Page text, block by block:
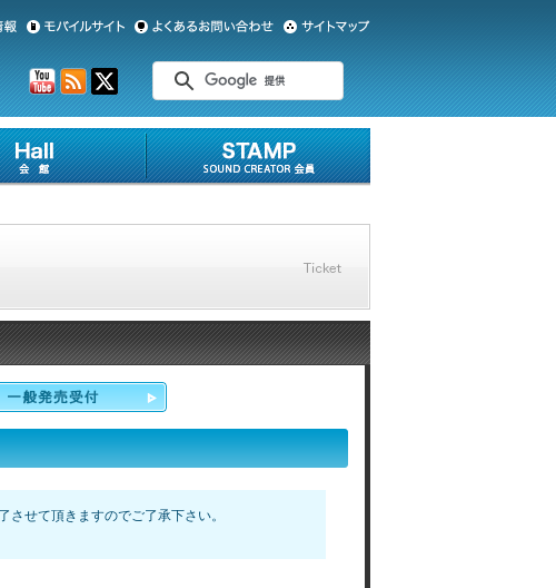
せて頂きますのでご了承下さい。